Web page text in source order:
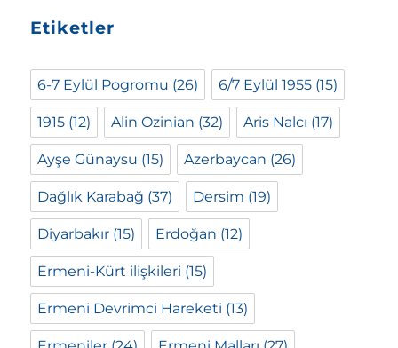
Etiketler
6-7 Eylül Pogromu (26) 6/7 Eylül 1955 (15)
1915 (12) Alin Ozinian (32) Aris Nalcı (17)
Ayşe Günaysu (15) Azerbaycan (26)
Dağlık Karabağ (37) Dersim (19)
Diyarbakır (15) Erdoğan (12)
Ermeni-Kürt ilişkileri (15)
Ermeni Devrimci Hareketi (13)